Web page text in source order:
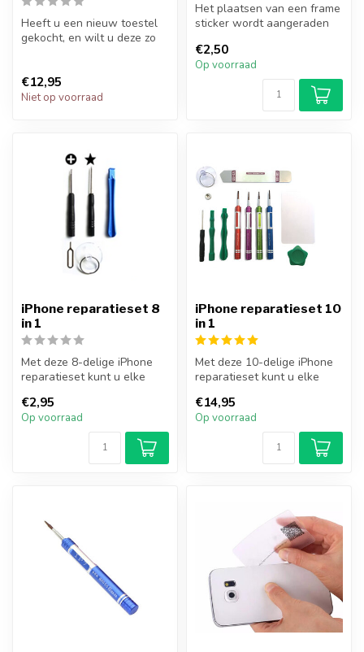
Heeft u een nieuw toestel
gekocht, en wilt u deze zo
€12,95
Niet op voorraad
Het plaatsen van een frame
sticker wordt aangeraden
reparatie...
€2,50
Op voorraad
iPhone reparatieset 8
in 1
Met deze 8-delige iPhone
reparatieset kunt u elke
iPad ...
€2,95
Op voorraad
iPhone reparatieset 10
in 1
Met deze 10-delige iPhone
reparatieset kunt u elke
iPad...
€14,95
Op voorraad